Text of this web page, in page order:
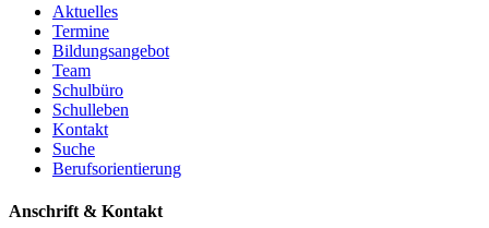
Aktuelles
Termine
Bildungsangebot
Team
Schulbüro
Schulleben
Kontakt
Suche
Berufsorientierung
Anschrift & Kontakt